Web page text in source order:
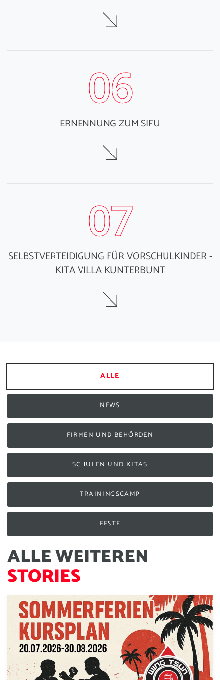
06
ERNENNUNG ZUM SIFU
07
SELBSTVERTEIDIGUNG FÜR VORSCHULKINDER -
KITA VILLA KUNTERBUNT
ALLE
NEWS
FIRMEN UND BEHÖRDEN
SCHULEN UND KITAS
TRAININGSCAMP
FESTE
ALLEWEITEREN
STORIES